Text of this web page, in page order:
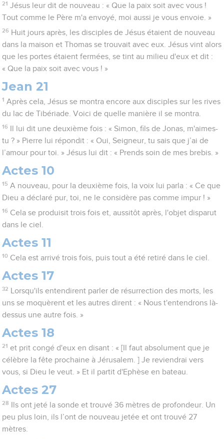
21 Jésus leur dit de nouveau : « Que la paix soit avec vous !
Tout comme le Père m'a envoyé, moi aussi je vous envoie. »
26 Huit jours après, les disciples de Jésus étaient de nouveau
dans la maison et Thomas se trouvait avec eux. Jésus vint alors
que les portes étaient fermées, se tint au milieu d'eux et dit :
« Que la paix soit avec vous ! »
Jean 21
1 Après cela, Jésus se montra encore aux disciples sur les rives
du lac de Tibériade. Voici de quelle manière il se montra.
16
Il lui dit une deuxième fois : « Simon, fils de Jonas, m'aimes-
tu ? » Pierre lui répondit : « Oui, Seigneur, tu sais que j’ai de
l’amour pour toi. » Jésus lui dit : « Prends soin de mes brebis. »
Actes 10
15 A nouveau, pour la deuxième fois, la voix lui parla : « Ce que
Dieu a déclaré pur, toi, ne le considère pas comme impur ! »
16 Cela se produisit trois fois et, aussitôt après, l'objet disparut
dans le ciel.
Actes 11
10 Cela est arrivé trois fois, puis tout a été retiré dans le ciel.
Actes 17
32
Lorsqu'ils entendirent parler de résurrection des morts, les
uns se moquèrent et les autres dirent : « Nous t'entendrons là-
dessus une autre fois. »
Actes 18
21 et prit congé d'eux en disant : « [Il faut absolument que je
célèbre la fête prochaine à Jérusalem. ] Je reviendrai vers
vous, si Dieu le veut. » Et il partit d'Ephèse en bateau.
Actes 27
28
Ils ont jeté la sonde et trouvé 36 mètres de profondeur. Un
peu plus loin, ils l’ont de nouveau jetée et ont trouvé 27
mètres.